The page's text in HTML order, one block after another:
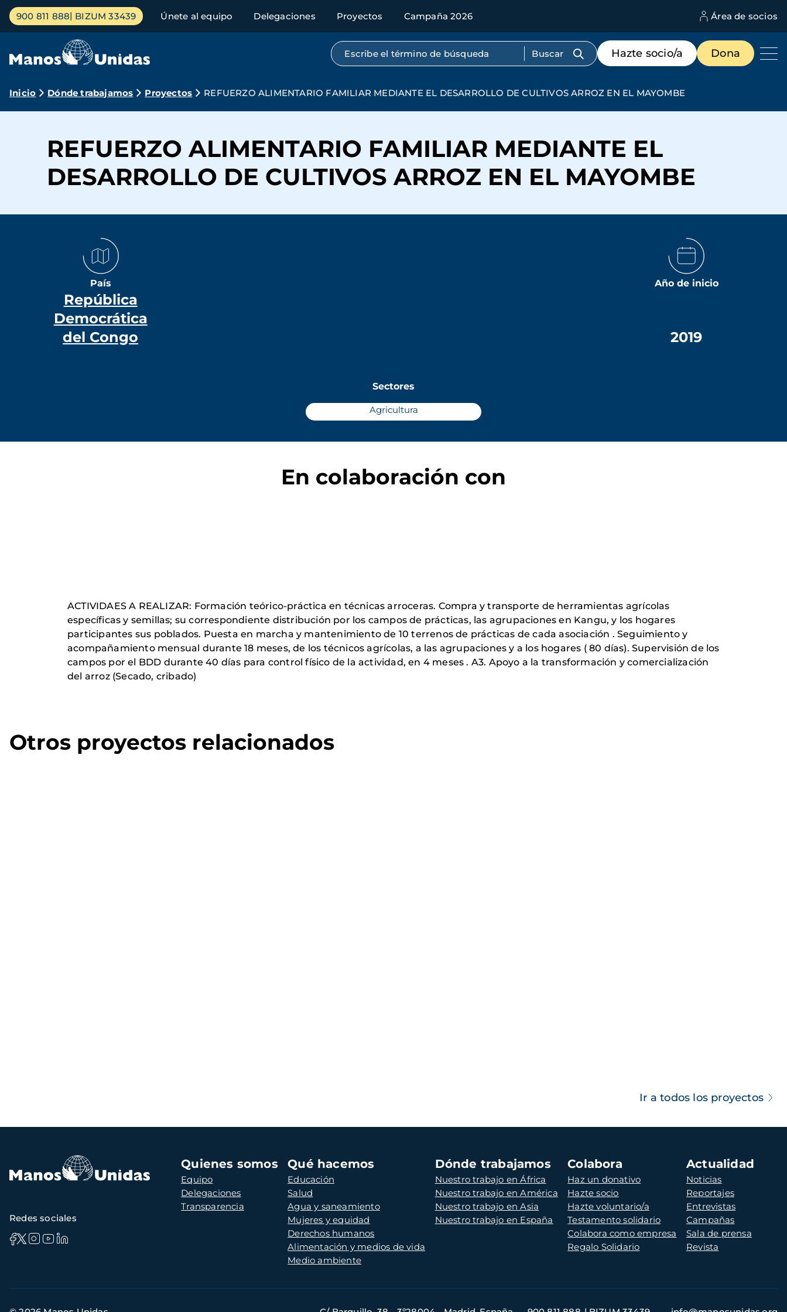
Pasar
contenido
Menú
principal
900 811 888 BIZUM 33439 Únete al equipo Delegaciones Proyectos Campaña 2026 Área de socios
Búsqueda por texto completo
Menú
de
destacados
Hazte socio/a Dona
Ruta
navegación
Inicio Dónde trabajamos Proyectos REFUERZO ALIMENTARIO FAMILIAR MEDIANTE EL DESARROLLO DE CULTIVOS ARROZ EN EL MAYOMBE
REFUERZO ALIMENTARIO FAMILIAR MEDIANTE EL
DESARROLLO DE CULTIVOS ARROZ EN EL MAYOMBE
País
República
Democrática
del Congo
Año de inicio
2019
Sectores
Agricultura
En colaboración con
ACTIVIDAES A REALIZAR: Formación teórico-práctica en técnicas arroceras. Compra y transporte de herramientas agrícolas
específicas y semillas; su correspondiente distribución por los campos de prácticas, las agrupaciones en Kangu, y los hogares
participantes sus poblados. Puesta en marcha y mantenimiento de 10 terrenos de prácticas de cada asociación . Seguimiento y
acompañamiento mensual durante 18 meses, de los técnicos agrícolas, a las agrupaciones y a los hogares ( 80 días). Supervisión de los
campos por el BDD durante 40 días para control físico de la actividad, en 4 meses . A3. Apoyo a la transformación y comercialización
del arroz (Secado, cribado)
Otros proyectos relacionados
Ir a todos los proyectos
Navegación
principal
Quienes somos
Equipo
Delegaciones
Transparencia
Qué hacemos
Educación
Salud
Agua y saneamiento
Mujeres y equidad
Derechos humanos
Alimentación y medios de vida
Medio ambiente
Dónde trabajamos
Nuestro trabajo en África
Nuestro trabajo en América
Nuestro trabajo en Asia
Nuestro trabajo en España
Colabora
Haz un donativo
Hazte socio
Hazte voluntario/a
Testamento solidario
Colabora como empresa
Regalo Solidario
Actualidad
Noticias
Reportajes
Entrevistas
Campañas
Sala de prensa
Revista
Redes sociales